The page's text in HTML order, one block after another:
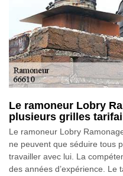
Le ramoneur Lobry
plusieurs grilles
Le ramoneur Lobry
ne peuvent que séduire tous
travailler avec lui. La
des années d’expérience. Le